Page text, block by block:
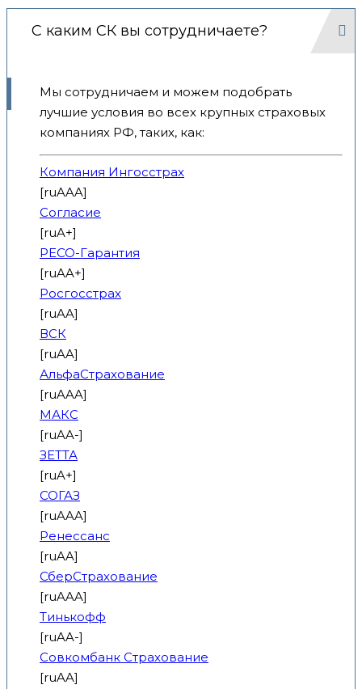
С каким СК вы сотрудничаете?
Мы сотрудничаем и можем подобрать
лучшие условия во всех крупных страховых
компаниях РФ, таких, как:
Компания Ингосстрах
[ruAAA]
Согласие
[ruA+]
РЕСО-Гарантия
[ruAA+]
Росгосстрах
[ruAA]
ВСК
[ruAA]
АльфаСтрахование
[ruAAA]
МАКС
[ruAA-]
ЗЕТТА
[ruA+]
СОГАЗ
[ruAAA]
Ренессанс
[ruAA]
СберСтрахование
[ruAAA]
Тинькофф
[ruAA-]
Совкомбанк Страхование
[ruAA]